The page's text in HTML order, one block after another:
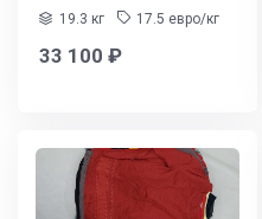
19.3 кг 17.5 евро/кг
33 100 ₽